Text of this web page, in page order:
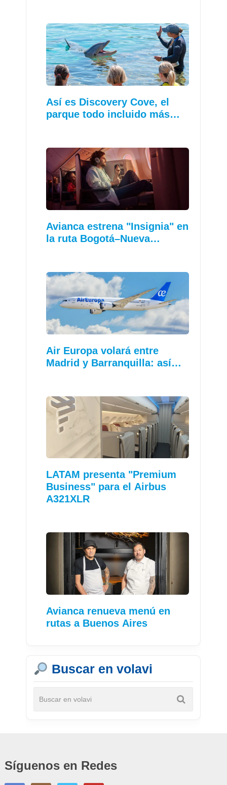
Así es Discovery Cove, el
parque todo incluido más…
Avianca estrena "Insignia" en
la ruta Bogotá–Nueva…
Air Europa volará entre
Madrid y Barranquilla: así…
LATAM presenta "Premium
Business" para el Airbus
A321XLR
Avianca renueva menú en
rutas a Buenos Aires
Buscar en volavi
Síguenos en Redes